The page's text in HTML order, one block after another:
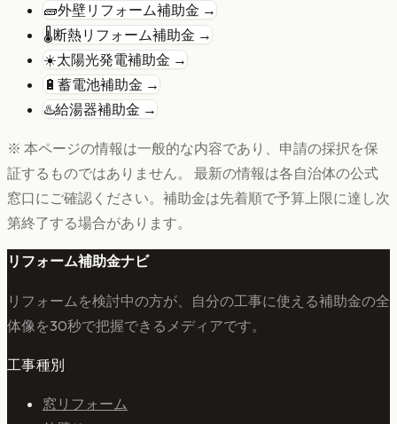
🧱外壁リフォーム補助金 →
🌡️断熱リフォーム補助金 →
☀️太陽光発電補助金 →
🔋 蓄電池補助金 →
♨️給湯器補助金 →
※ 本ページの情報は一般的な内容であり、申請の採択を保
証するものではありません。 最新の情報は各自治体の公式
窓口にご確認ください。補助金は先着順で予算上限に達し次
第終了する場合があります。
リフォーム補助金ナビ
リフォームを検討中の方が、自分の工事に使える補助金の全
体像を30秒で把握できるメディアです。
工事種別
窓リフォーム